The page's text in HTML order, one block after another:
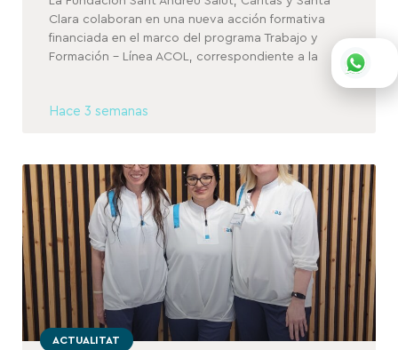
Clara colaboran en una nueva acción formativa
financiada en el marco del programa Trabajo y
Formación – Línea ACOL, correspondiente a la
Hace 3 semanas
ACTUALITAT